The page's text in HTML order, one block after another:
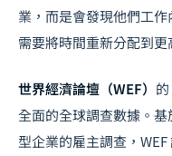
業，而是會發現他們工
需要將時間重新分配到更
世界經濟論壇（WEF）
全面的全球調查數據。基
型企業的雇主調查，